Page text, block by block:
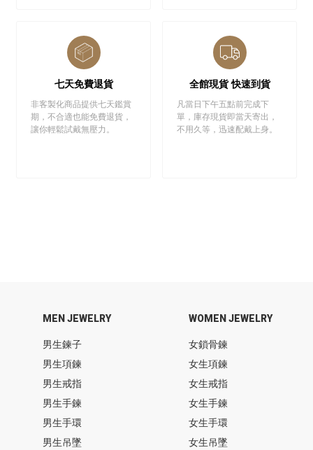
七天免費退貨
非客製化商品提供七天鑑賞
期，不合適也能免費退貨，
讓你輕鬆試戴無壓力。
全館現貨 快速到貨
凡當日下午五點前完成下
單，庫存現貨即當天寄出，
不用久等，迅速配戴上身。
MEN JEWELRY
男生鍊子
男生項鍊
男生戒指
男生手鍊
男生手環
男生吊墜
WOMEN JEWELRY
女鎖骨鍊
女生項鍊
女生戒指
女生手鍊
女生手環
女生吊墜